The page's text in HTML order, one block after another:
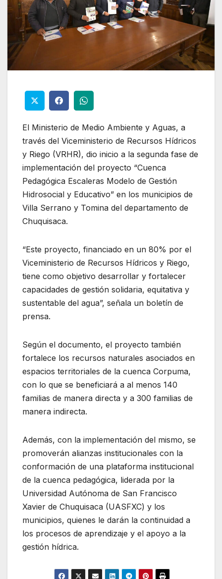
El Ministerio de Medio Ambiente y Aguas, a
través del Viceministerio de Recursos Hídricos
y Riego (VRHR), dio inicio a la segunda fase de
implementación del proyecto “Cuenca
Pedagógica Escaleras Modelo de Gestión
Hidrosocial y Educativo” en los municipios de
Villa Serrano y Tomina del departamento de
Chuquisaca.
“Este proyecto, financiado en un 80% por el
Viceministerio de Recursos Hídricos y Riego,
tiene como objetivo desarrollar y fortalecer
capacidades de gestión solidaria, equitativa y
sustentable del agua”, señala un boletín de
prensa.
Según el documento, el proyecto también
fortalece los recursos naturales asociados en
espacios territoriales de la cuenca Corpuma,
con lo que se beneficiará a al menos 140
familias de manera directa y a 300 familias de
manera indirecta.
Además, con la implementación del mismo, se
promoverán alianzas institucionales con la
conformación de una plataforma institucional
de la cuenca pedagógica, liderada por la
Universidad Autónoma de San Francisco
Xavier de Chuquisaca (UASFXC) y los
municipios, quienes le darán la continuidad a
los procesos de aprendizaje y el apoyo a la
gestión hídrica.